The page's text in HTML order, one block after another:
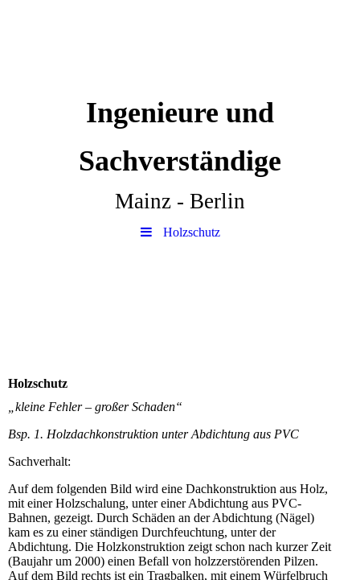
Ingenieure und
Sachverständige
Mainz - Berlin
Holzschutz
Holzschutz
„kleine Fehler – großer Schaden“
Bsp. 1. Holzdachkonstruktion unter Abdichtung aus PVC
Sachverhalt:
Auf dem folgenden Bild wird eine Dachkonstruktion aus Holz,
mit einer Holzschalung, unter einer Abdichtung aus PVC-
Bahnen, gezeigt. Durch Schäden an der Abdichtung (Nägel)
kam es zu einer ständigen Durchfeuchtung, unter der
Abdichtung. Die Holzkonstruktion zeigt schon nach kurzer Zeit
(Baujahr um 2000) einen Befall von holzzerstörenden Pilzen.
Auf dem Bild rechts ist ein Tragbalken, mit einem Würfelbruch